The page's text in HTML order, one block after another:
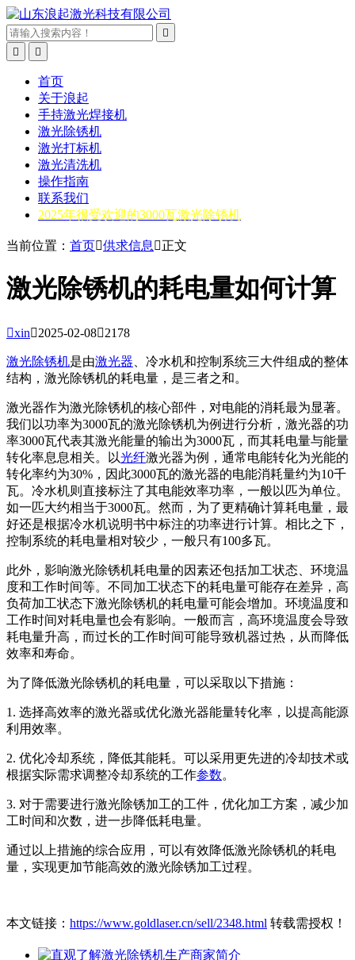



首页
关于浪起
手持激光焊接机
激光除锈机
激光打标机
激光清洗机
操作指南
联系我们
2025年很受欢迎的3000瓦激光除锈机
当前位置： 首页供求信息 正文
激光除锈机的耗电量如何计算
xin2025-02-082178
激光除锈机是由激光器 、冷水机和控制系统三大件组成的整体
结构，激光除锈机的耗电量，是三者之和。
激光器作为激光除锈机的核心部件，对电能的消耗最为显著。
我们以功率为3000瓦的激光除锈机为例进行分析，激光器的功
率3000瓦代表其激光能量的输出为3000瓦，而其耗电量与能量
转化率息息相关。以光纤激光器为例，通常电能转化为光能的
转化率约为30%，因此3000瓦的激光器的电能消耗量约为10千
瓦。冷水机则直接标注了其电能效率功率，一般以匹为单位。
如一匹大约相当于3000瓦。然而，为了更精确计算耗电量，最
好还是根据冷水机说明书中标注的功率进行计算。相比之下，
控制系统的耗电量相对较少，一般只有100多瓦。
此外，影响激光除锈机耗电量的因素还包括加工状态、环境温
度和工作时间等。不同加工状态下的耗电量可能存在差异，高
负荷加工状态下激光除锈机的耗电量可能会增加。环境温度和
工作时间对耗电量也会有影响。一般而言，高环境温度会导致
耗电量升高，而过长的工作时间可能导致机器过热，从而降低
效率和寿命。
为了降低激光除锈机的耗电量，可以采取以下措施：
1. 选择高效率的激光器或优化激光器能量转化率，以提高能源
利用效率。
2. 优化冷却系统，降低其能耗。可以采用更先进的冷却技术或
根据实际需求调整冷却系统的工作参数。
3. 对于需要进行激光除锈加工的工件，优化加工方案，减少加
工时间和次数，进一步降低耗电量。
通过以上措施的综合应用，可以有效降低激光除锈机的耗电
量，实现更加节能高效的激光除锈加工过程。
本文链接： https://www.goldlaser.cn/sell/2348.html 转载需授权！